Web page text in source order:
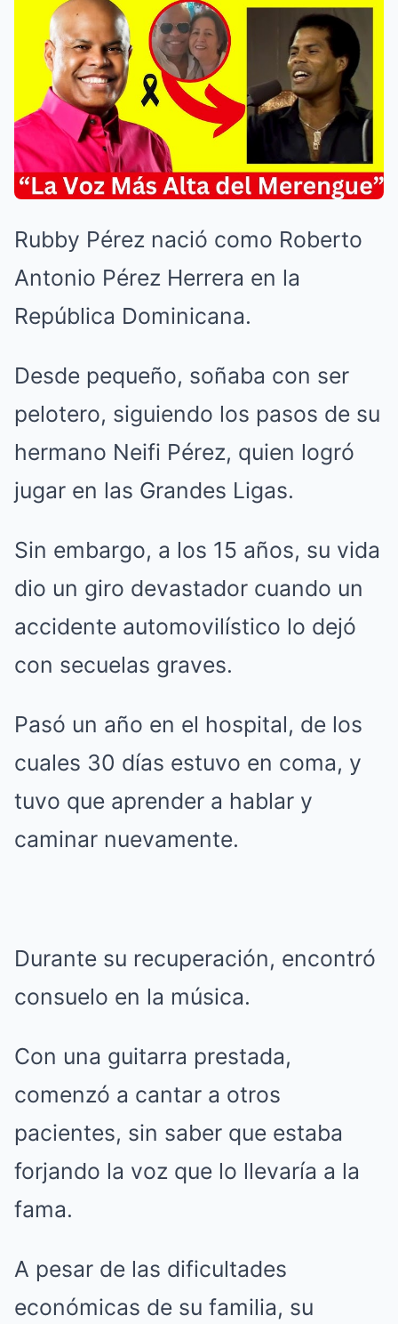
Rubby Pérez nació como Roberto
Antonio Pérez Herrera en la
República Dominicana.
Desde pequeño, soñaba con ser
pelotero, siguiendo los pasos de su
hermano Neifi Pérez, quien logró
jugar en las Grandes Ligas.
Sin embargo, a los 15 años, su vida
dio un giro devastador cuando un
accidente automovilístico lo dejó
con secuelas graves.
Pasó un año en el hospital, de los
cuales 30 días estuvo en coma, y
tuvo que aprender a hablar y
caminar nuevamente.
Durante su recuperación, encontró
consuelo en la música.
Con una guitarra prestada,
comenzó a cantar a otros
pacientes, sin saber que estaba
forjando la voz que lo llevaría a la
fama.
A pesar de las dificultades
económicas de su familia, su